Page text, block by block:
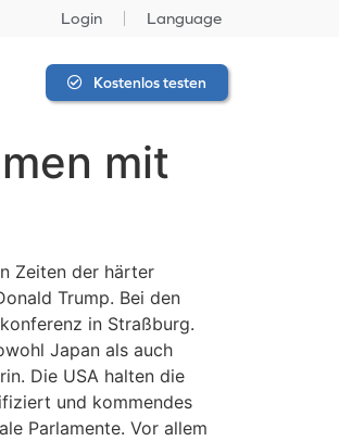
Login Language
Kostenlos testen
mit
Zeiten der härter
Trump. Bei den
in Straßburg.
Japan als auch
Die USA halten die
und kommendes
Parlamente. Vor allem